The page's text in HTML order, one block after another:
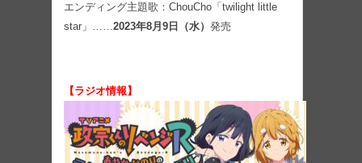
エンディング主題歌：ChouCho「twilight little
star」……2023年8月9日（水） 発売
【ラジオ情報】